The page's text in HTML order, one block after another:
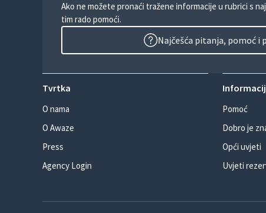
Ako ne možete pronaći tražene informacije u rubrici s
tim rado pomoći.
Najčešća pitanja, pomoć i
Tvrtka
O nama
O Awaze
Press
Agency Login
Pomoć
Dobro je
Opći uvjeti
Uvjeti